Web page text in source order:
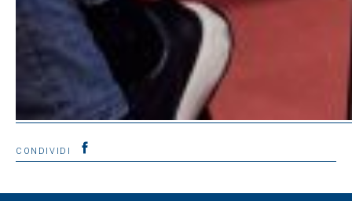
CONDIVIDI